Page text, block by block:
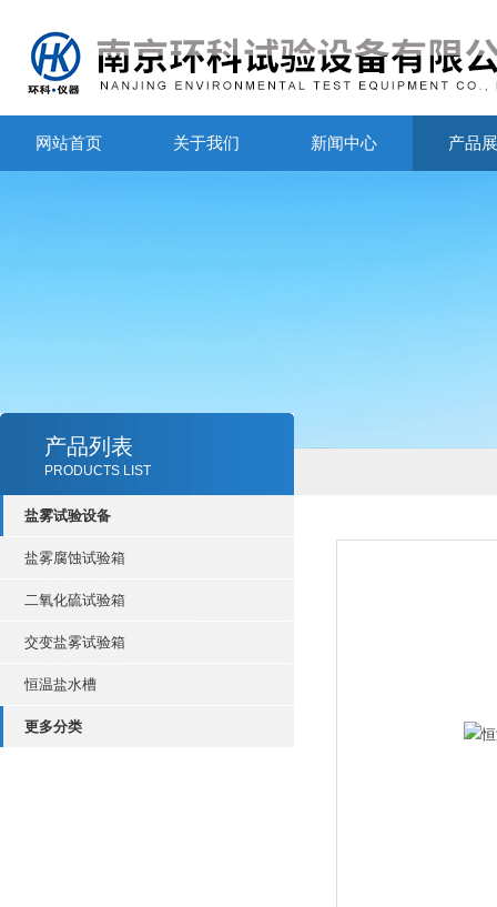
网站首页 关于我们 新闻中心 产品
产品列表
PRODUCTS LIST
盐雾试验设备
盐雾腐蚀试验箱
二氧化硫试验箱
交变盐雾试验箱
恒温盐水槽
更多分类